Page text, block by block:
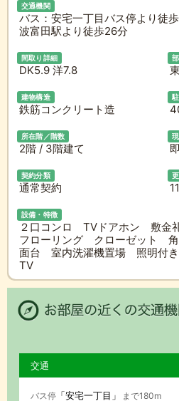
交通機関
バス：安宅一丁目バス停より徒
波富田駅より徒歩26分
間取り詳細
DK5.9 洋7.8 東
建物構造
鉄筋コンクリート造
所在階／階数
2階 / 3階建て
契約分類
通常契約
設備・特徴
２口コンロ TVドアホン 敷金
フローリング クローゼット
面台 室内洗濯機置場 照明付
TV
交通
バス停「安宅一丁目」
まで180m